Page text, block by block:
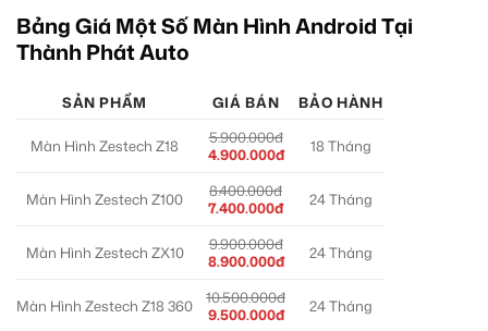
Bảng Giá Một Số Màn Hình Android Tại
Thành Phát Auto
SẢN PHẨM GIÁ BÁN BẢO HÀNH
Màn Hình Zestech Z18
5.900.000đ
4.900.000đ
18 Tháng
Màn Hình Zestech Z100
8.400.000đ
7.400.000đ
24 Tháng
Màn Hình Zestech ZX10
9.900.000đ
8.900.000đ
24 Tháng
Màn Hình Zestech Z18 360
10.500.000đ
9.500.000đ
24 Tháng